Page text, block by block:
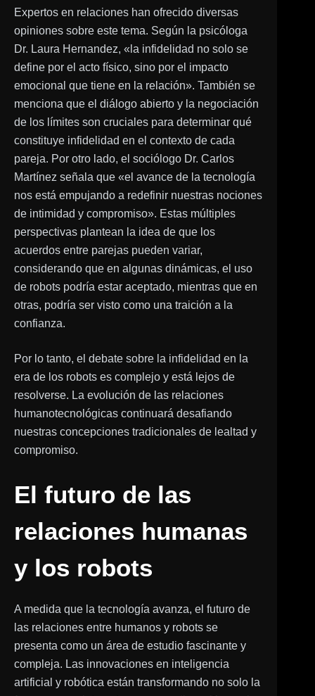
Expertos en relaciones han ofrecido diversas
opiniones sobre este tema. Según la psicóloga
Dr. Laura Hernandez, «la infidelidad no solo se
define por el acto físico, sino por el impacto
emocional que tiene en la relación». También se
menciona que el diálogo abierto y la negociación
de los límites son cruciales para determinar qué
constituye infidelidad en el contexto de cada
pareja. Por otro lado, el sociólogo Dr. Carlos
Martínez señala que «el avance de la tecnología
nos está empujando a redefinir nuestras nociones
de intimidad y compromiso». Estas múltiples
perspectivas plantean la idea de que los
acuerdos entre parejas pueden variar,
considerando que en algunas dinámicas, el uso
de robots podría estar aceptado, mientras que en
otras, podría ser visto como una traición a la
confianza.
Por lo tanto, el debate sobre la infidelidad en la
era de los robots es complejo y está lejos de
resolverse. La evolución de las relaciones
humanotecnológicas continuará desafiando
nuestras concepciones tradicionales de lealtad y
compromiso.
El futuro de las
relaciones humanas
y los robots
A medida que la tecnología avanza, el futuro de
las relaciones entre humanos y robots se
presenta como un área de estudio fascinante y
compleja. Las innovaciones en inteligencia
artificial y robótica están transformando no solo la